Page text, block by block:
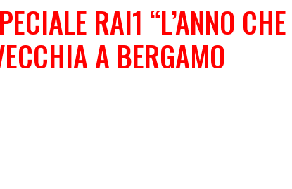
RAI1 “L’ANNO CHE
A BERGAMO